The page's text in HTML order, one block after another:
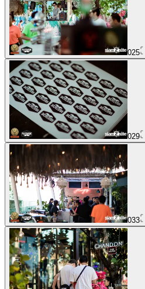
025
029
033